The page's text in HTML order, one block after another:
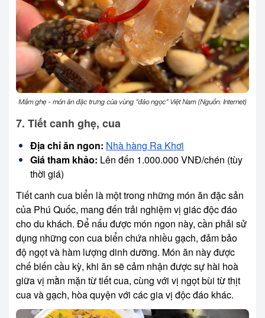
Mắm ghẹ - món ăn đặc trưng của vùng "đảo ngọc" Việt Nam (Nguồn: Internet)
7. Tiết canh ghẹ, cua
Địa chỉ ăn ngon: Nhà hàng Ra Khơi
Giá tham khảo: Lên đến 1.000.000 VNĐ/chén (tùy
thời giá)
Tiết canh cua biển là một trong những món ăn đặc sản
của Phú Quốc, mang đến trải nghiệm vị giác độc đáo
cho du khách. Để nấu được món ngon này, cần phải sử
dụng những con cua biển chứa nhiều gạch, đảm bảo
độ ngọt và hàm lượng dinh dưỡng. Món ăn này được
chế biến cầu kỳ, khi ăn sẽ cảm nhận được sự hài hoà
giữa vị mằn mặn từ tiết cua, cùng với vị ngọt bùi từ thịt
cua và gạch, hòa quyện với các gia vị độc đáo khác.